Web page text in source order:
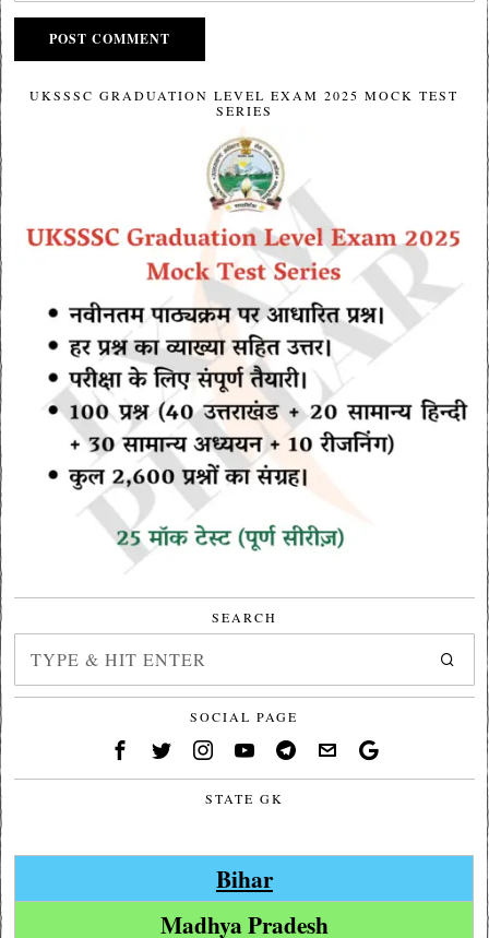
UKSSSC GRADUATION LEVEL EXAM 2025 MOCK TEST
SERIES
SEARCH
SOCIAL PAGE
STATE GK
Bihar
Madhya Pradesh